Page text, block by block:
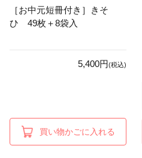
［お中元短冊付き］きそ
ひ 49枚＋8袋入
5,400円(税込)
買い物かごに入れる